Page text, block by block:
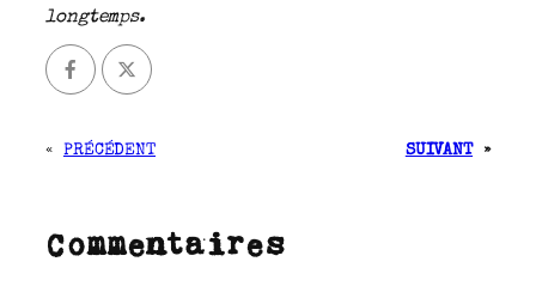
longtemps.
« PRÉCÉDENT SUIVANT »
Commentaires